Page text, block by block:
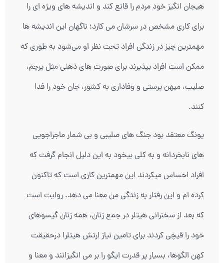
هیجان انگیز خود مردم را قانع کند و اندیشه های ویژه ای را
برای کاری مشخص در سرشان می کارد؛ ناگهان این اندیشه ها
مهمترین چیز در زندگی افراد تحت نظر او می‌شود به طوری که
ممکن است افراد بپذیرند برای صورت های ذهنی مثل پرچم،
صلیب، میهن پرستی و وفاداری به کشور، جان خود را فدا
کنند.
یونگ معتقد بود جنگ های صلیبی و بی شمار ماجراجویی
های نابخردانه و به کلی بیخود به این دلیل انجام گرفت که
افراد احساس میکردند این مهمترین کاری است که تاکنون
کرده ام و این رفتار به زندگی من معنا می دهد. روایت است
که بعد از سخنرانی هیتلر در جمع زنان، همه زنان گیسوهای
خود را قیچی کردند برای تامین نیاز ارتش هیتلر! درحقیقت
کهن الگوها، بسیار پر قدرت ایگو را بر می انگیزانند و معنا و